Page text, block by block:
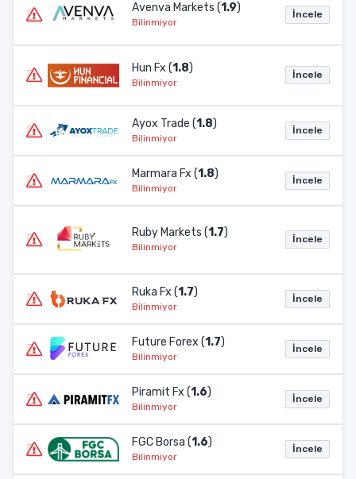
Avenva Markets (1.9)
Bilinmiyor
İncele
Hun Fx (1.8)
Bilinmiyor
İncele
Ayox Trade (1.8)
Bilinmiyor
İncele
Marmara Fx (1.8)
Bilinmiyor
İncele
Ruby Markets (1.7)
Bilinmiyor
İncele
Ruka Fx (1.7)
Bilinmiyor
İncele
Future Forex (1.7)
Bilinmiyor
İncele
Piramit Fx (1.6)
Bilinmiyor
İncele
FGC Borsa (1.6)
Bilinmiyor
İncele